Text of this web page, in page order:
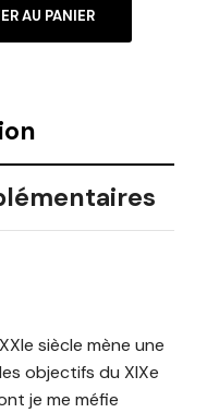
AU PANIER
siècle mène une
objectifs du XIXe
je me méfie